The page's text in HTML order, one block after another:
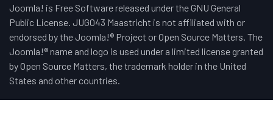
Joomla! is Free Software released under the GNU General
Public License. JUG043 Maastricht is not affiliated with or
endorsed by the Joomla!® Project or Open Source Matters. The
Joomla!® name and logo is used under a limited license granted
by Open Source Matters, the trademark holder in the United
States and other countries.